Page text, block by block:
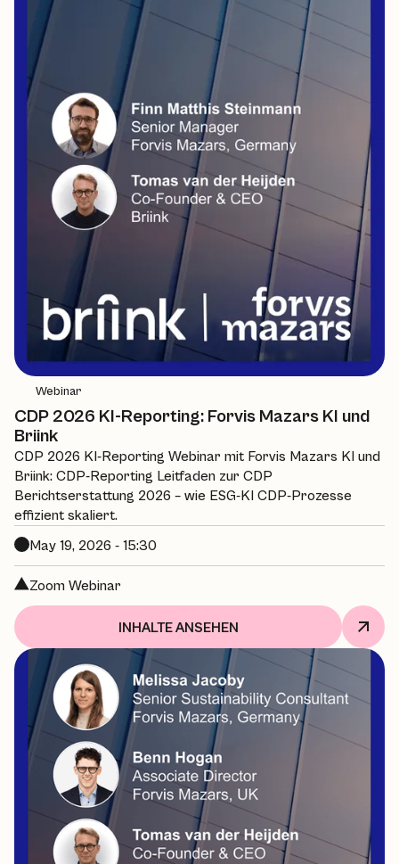
Webinar
CDP 2026 KI-Reporting: Forvis Mazars KI und
Briink
CDP 2026 KI-Reporting Webinar mit Forvis Mazars KI und
Briink: CDP-Reporting Leitfaden zur CDP
Berichtserstattung 2026 – wie ESG-KI CDP-Prozesse
effizient skaliert.
May 19, 2026 - 15:30
Zoom Webinar
INHALTE ANSEHEN